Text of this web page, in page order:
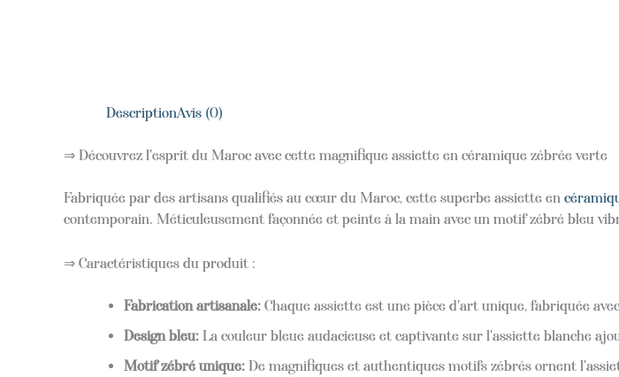
DescriptionAvis (0)
⇒ Découvrez l'esprit du Maroc avec cette magnifique assiette en céramique zébrée verte
Fabriquée par des artisans qualifiés au cœur du Maroc, cette superbe assiette en
contemporain. Méticuleusement façonnée et peinte à la main avec un motif zébré bleu
⇒ Caractéristiques du produit :
Fabrication artisanale: Chaque assiette est une pièce d'art unique, fabriquée
Design bleu: La couleur bleue audacieuse et captivante sur l'assiette blanche
Motif zébré unique: De magnifiques et authentiques motifs zébrés ornent